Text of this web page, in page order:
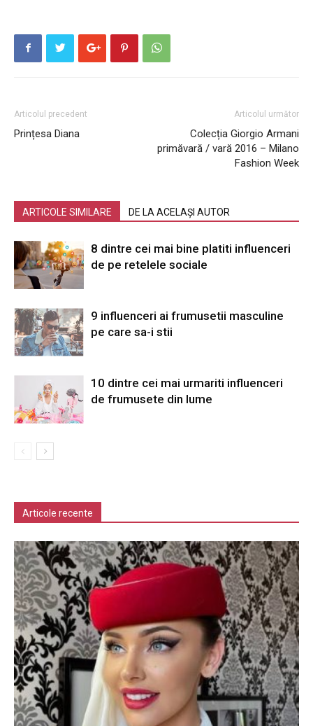
Articolul precedent
Prințesa Diana
Articolul următor
Colecția Giorgio Armani
primăvară / vară 2016 – Milano
Fashion Week
ARTICOLE SIMILARE DE LA ACELAȘI AUTOR
8 dintre cei mai bine platiti influenceri
de pe retelele sociale
9 influenceri ai frumusetii masculine
pe care sa-i stii
10 dintre cei mai urmariti influenceri
de frumusete din lume
Articole recente